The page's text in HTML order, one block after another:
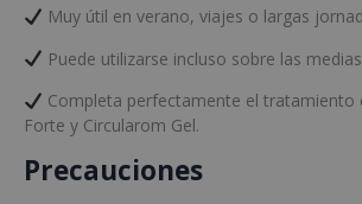
Muy útil en verano, viajes o largas
Puede utilizarse incluso sobre las
Completa perfectamente el tratamiento
Forte y Circularom Gel.
Precauciones